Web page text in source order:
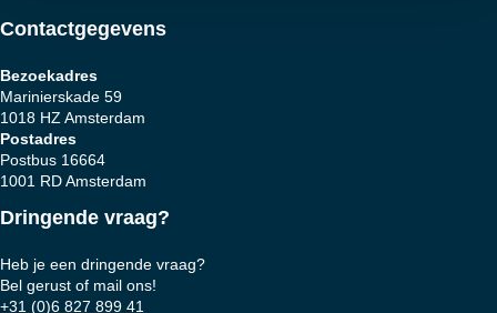
Contactgegevens
Bezoekadres
Marinierskade 59
1018 HZ Amsterdam
Postadres
Postbus 16664
1001 RD Amsterdam
Dringende vraag?
Heb je een dringende vraag?
Bel gerust of mail ons!
+31 (0)6 827 899 41